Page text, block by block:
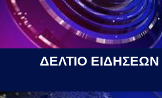
ΔΕΛΤΙΟ ΕΙΔΗΣΕΩΝ